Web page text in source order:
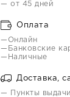
— от 45 дней
Оплата
—Онлайн
—Банковские
—Наличные
Доставка,
— Пункты